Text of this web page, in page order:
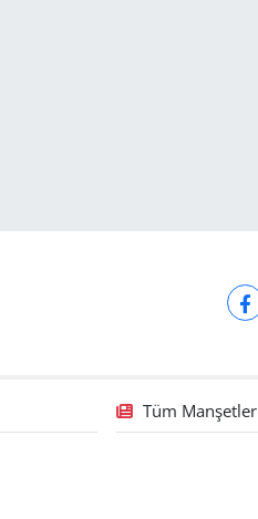
Tüm Manşetler